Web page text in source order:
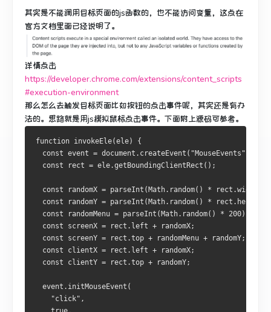
其实是不能调用目标页面的js函数的，也不能访问变量，这点在
官方文档里面已经说明了。
详情点击
https://developer.chrome.com/extensions/content_scripts
#execution-environment
那么怎么去触发目标页面比如按钮的点击事件呢，其实还是有办
法的。思路就是用js模拟鼠标点击事件。下面附上源码可参考。
function invokeEle(ele) {
  const event = document.createEvent("MouseEvents");
  const rect = ele.getBoundingClientRect();
  const randomX = parseInt(Math.random() * rect.width);
  const randomY = parseInt(Math.random() * rect.height);
  const randomMenu = parseInt(Math.random() * 200);
  const screenX = rect.left + randomX;
  const screenY = rect.top + randomMenu + randomY;
  const clientX = rect.left + randomX;
  const clientY = rect.top + randomY;
  event.initMouseEvent(
    "click",